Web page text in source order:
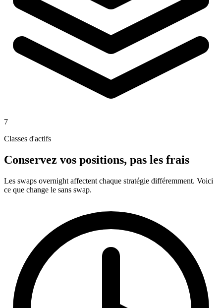
7
Classes d'actifs
Conservez vos positions, pas les frais
Les swaps overnight affectent chaque stratégie différemment. Voici
ce que change le sans swap.